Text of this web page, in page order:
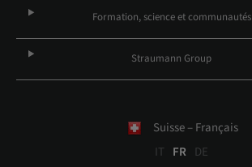
Formation, science et communautés
Straumann Group
Suisse – Français
IT FR DE